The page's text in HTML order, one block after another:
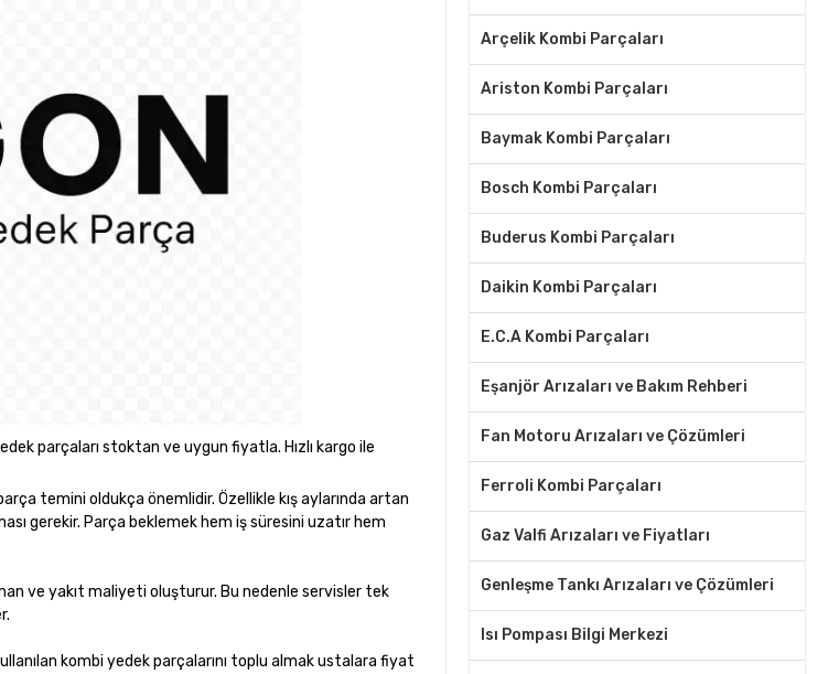
parçaları stoktan ve uygun fiyatla. Hızlı kargo ile
temini oldukça önemlidir. Özellikle kış aylarında artan
gerekir. Parça beklemek hem iş süresini uzatır hem
ve yakıt maliyeti oluşturur. Bu nedenle servisler tek
kombi yedek parçalarını toplu almak ustalara fiyat
Arçelik Kombi Parçaları
Ariston Kombi Parçaları
Baymak Kombi Parçaları
Bosch Kombi Parçaları
Buderus Kombi Parçaları
Daikin Kombi Parçaları
E.C.A Kombi Parçaları
Eşanjör Arızaları ve Bakım Rehberi
Fan Motoru Arızaları ve Çözümleri
Ferroli Kombi Parçaları
Gaz Valfi Arızaları ve Fiyatları
Genleşme Tankı Arızaları ve Çözümleri
Isı Pompası Bilgi Merkezi